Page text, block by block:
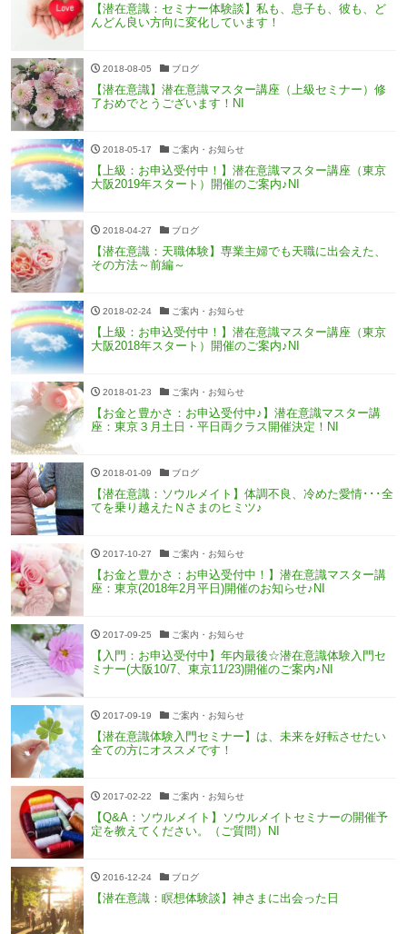
【潜在意識：セミナー体験談】私も、息子も、彼も、ど
んどん良い方向に変化しています！
2018-08-05 ブログ
【潜在意識】潜在意識マスター講座（上級セミナー）修
了おめでとうございます！NI
2018-05-17 ご案内・お知らせ
【上級：お申込受付中！】潜在意識マスター講座（東京
大阪2019年スタート）開催のご案内♪NI
2018-04-27 ブログ
【潜在意識：天職体験】専業主婦でも天職に出会えた、
その方法～前編～
2018-02-24 ご案内・お知らせ
【上級：お申込受付中！】潜在意識マスター講座（東京
大阪2018年スタート）開催のご案内♪NI
2018-01-23 ご案内・お知らせ
【お金と豊かさ：お申込受付中♪】潜在意識マスター講
座：東京３月土日・平日両クラス開催決定！NI
2018-01-09 ブログ
【潜在意識：ソウルメイト】体調不良、冷めた愛情･･･全
てを乗り越えたＮさまのヒミツ♪
2017-10-27 ご案内・お知らせ
【お金と豊かさ：お申込受付中！】潜在意識マスター講
座：東京(2018年2月平日)開催のお知らせ♪NI
2017-09-25 ご案内・お知らせ
【入門：お申込受付中】年内最後☆潜在意識体験入門セ
ミナー(大阪10/7、東京11/23)開催のご案内♪NI
2017-09-19 ご案内・お知らせ
【潜在意識体験入門セミナー】は、未来を好転させたい
全ての方にオススメです！
2017-02-22 ご案内・お知らせ
【Q&A：ソウルメイト】ソウルメイトセミナーの開催予
定を教えてください。（ご質問）NI
2016-12-24 ブログ
【潜在意識：瞑想体験談】神さまに出会った日